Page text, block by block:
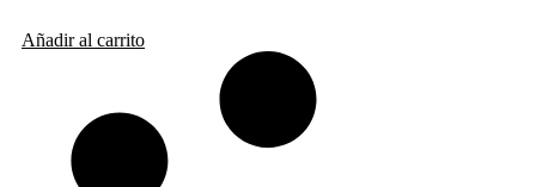
Añadir al carrito